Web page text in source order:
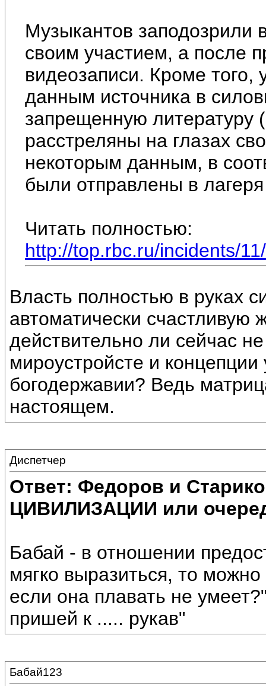
Музыкантов заподозрили
своим участием, а после
видеозаписи. Кроме того,
данным источника в
запрещенную
расстреляны на глазах
некоторым данным, в
были отправлены в
Читать полностью:
http://top.rbc.ru/incidents/
Власть полностью в руках
автоматически счастливую
действительно ли сейчас
мироустройсте и
богодержавии? Ведь
настоящем.
Диспетчер
Ответ: Федоров и
ЦИВИЛИЗАЦИИ или
Бабай - в отношении
мягко выразиться, то
если она плавать не
пришей к ..... рукав"
Бабай123